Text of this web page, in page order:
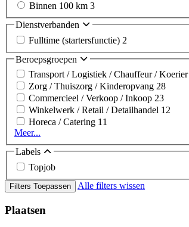
Binnen 100 km 3
Dienstverbanden
Fulltime (startersfunctie) 2
Beroepsgroepen
Transport / Logistiek / Chauffeur / Koerier
Zorg / Thuiszorg / Kinderopvang 28
Commercieel / Verkoop / Inkoop 23
Winkelwerk / Retail / Detailhandel 12
Horeca / Catering 11
Meer...
Labels
Topjob
Filters Toepassen Alle filters wissen
Plaatsen